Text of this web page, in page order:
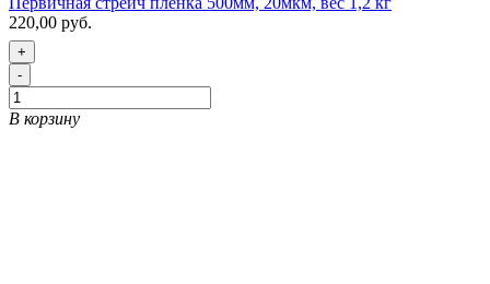
220,00 руб.
+
-
В корзину